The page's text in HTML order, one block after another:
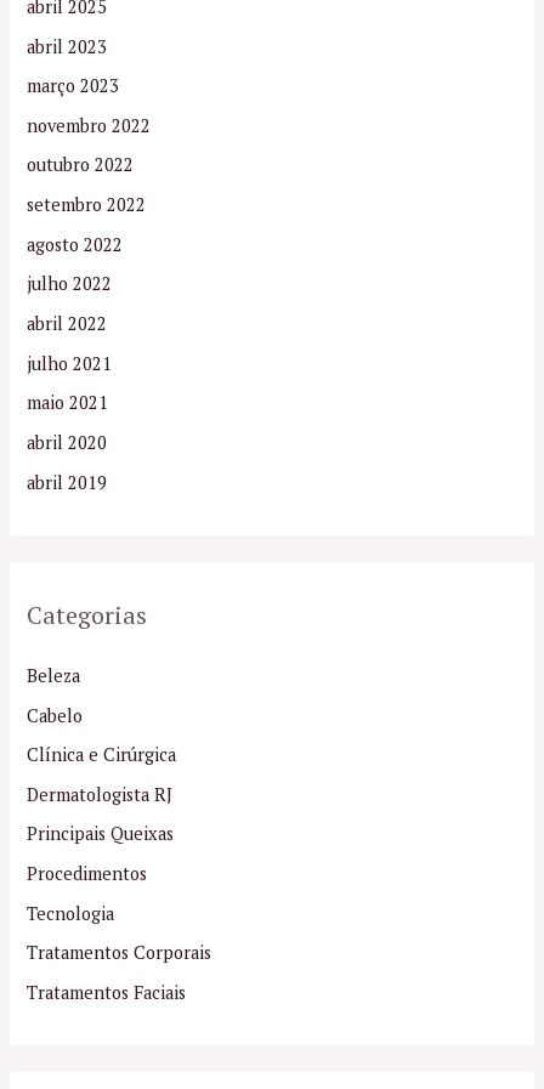
abril 2025
abril 2023
março 2023
novembro 2022
outubro 2022
setembro 2022
agosto 2022
julho 2022
abril 2022
julho 2021
maio 2021
abril 2020
abril 2019
Categorias
Beleza
Cabelo
Clínica e Cirúrgica
Dermatologista RJ
Principais Queixas
Procedimentos
Tecnologia
Tratamentos Corporais
Tratamentos Faciais